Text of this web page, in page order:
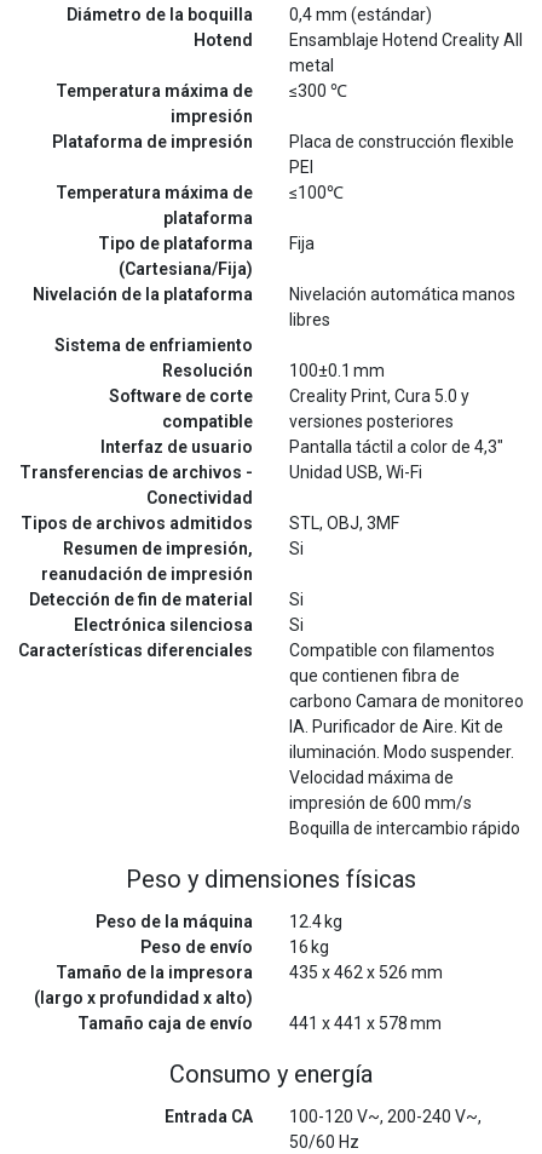
Diámetro de la boquilla
0,4 mm (estándar)
Hotend
Ensamblaje Hotend Creality All
metal
Temperatura máxima de
impresión
≤300 ℃
Plataforma de impresión
Placa de construcción flexible
PEI
Temperatura máxima de
plataforma
≤100℃
Tipo de plataforma
(Cartesiana/Fija)
Fija
Nivelación de la plataforma
Nivelación automática manos
libres
Sistema de enfriamiento
Resolución
100±0.1 mm
Software de corte
compatible
Creality Print, Cura 5.0 y
versiones posteriores
Interfaz de usuario
Pantalla táctil a color de 4,3"
Transferencias de archivos -
Conectividad
Unidad USB, Wi-Fi
Tipos de archivos admitidos
STL, OBJ, 3MF
Resumen de impresión,
reanudación de impresión
Si
Detección de fin de material
Si
Electrónica silenciosa
Si
Características diferenciales
Compatible con filamentos
que contienen fibra de
carbono Camara de monitoreo
IA. Purificador de Aire. Kit de
iluminación. Modo suspender.
Velocidad máxima de
impresión de 600 mm/s
Boquilla de intercambio rápido
Peso y dimensiones físicas
Peso de la máquina
12.4 kg
Peso de envío
16 kg
Tamaño de la impresora
(largo x profundidad x alto)
435 x 462 x 526 mm
Tamaño caja de envío 441 x 441 x 578 mm
Consumo y energía
Entrada CA
100-120 V~, 200-240 V~,
50/60 Hz